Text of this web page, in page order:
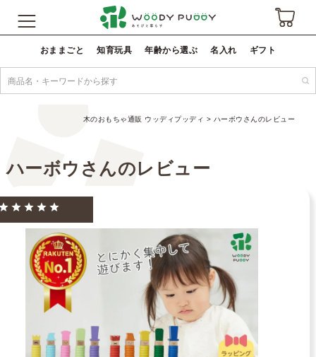
おままごと 知育玩具 年齢から選ぶ 名入れ ギフト
木のおもちゃ通販 ウッディプッディ ハーボウさんのレビュー
ハーボウさんのレビュー